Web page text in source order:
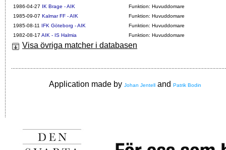
1986-04-27 IK Brage - AIK
Funktion: Huvuddomare
1985-09-07 Kalmar FF - AIK
Funktion: Huvuddomare
1985-08-11 IFK Göteborg - AIK
Funktion: Huvuddomare
1982-08-17 AIK - IS Halmia Funktion: Huvuddomare
Visa övriga matcher i databasen
Application made by Johan Jentell and Patrik Bodin